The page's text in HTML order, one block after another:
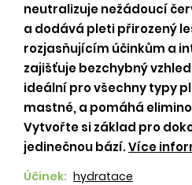
neutralizuje nežádoucí
a dodává pleti přirozený
rozjasňujícím účinkům a
zajišťuje bezchybný
ideální pro všechny typy
mastné, a pomáhá
Vytvořte si základ pro
jedinečnou bází.Více
Účinek: hydratace